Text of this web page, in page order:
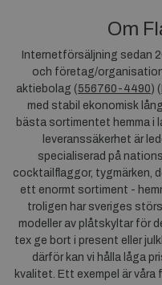
Om
Internetförsäljning sedan
och företag/
aktiebolag (556760-4490) (
med stabil ekonomisk
bästa sortimentet hemma i
leveranssäkerhet är
specialiserad på
cocktailflaggor, tygmärken,
ett enormt sortiment -
troligen har sveriges
modeller av plåtskyltar för
tex ge bort i present eller
därför kan vi hålla låga
kvalitet. Ett exempel är våra